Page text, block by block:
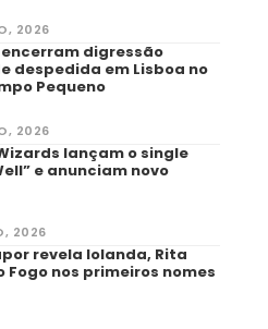
2026
digressão
despedida em Lisboa no
Pequeno
2026
lançam o single
e anunciam novo
2026
revela Iolanda, Rita
Fogo nos primeiros nomes